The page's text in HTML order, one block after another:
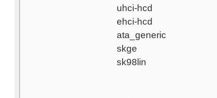
uhci-hcd
ehci-hcd
ata_generic
skge
sk98lin